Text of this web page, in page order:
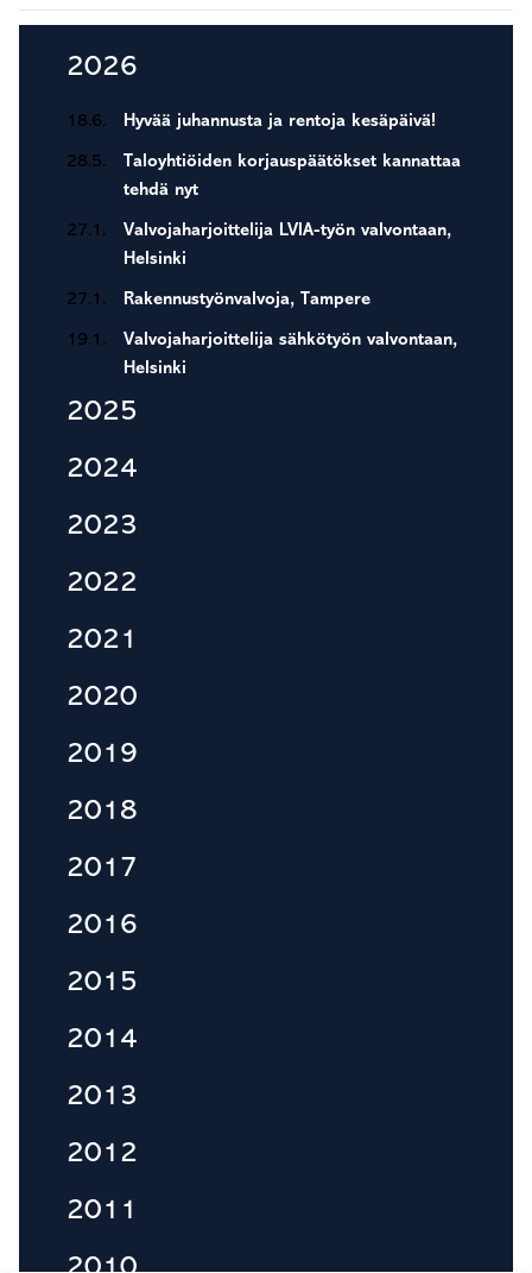
Ensisijainen
sivupalkki
2026
18.6. Hyvää juhannusta ja rentoja kesäpäivä!
28.5.
Taloyhtiöiden korjauspäätökset kannattaa
tehdä nyt
27.1.
Valvojaharjoittelija LVIA-työn valvontaan,
Helsinki
27.1. Rakennustyönvalvoja, Tampere
19.1.
Valvojaharjoittelija sähkötyön valvontaan,
Helsinki
2025
2024
2023
2022
2021
2020
2019
2018
2017
2016
2015
2014
2013
2012
2011